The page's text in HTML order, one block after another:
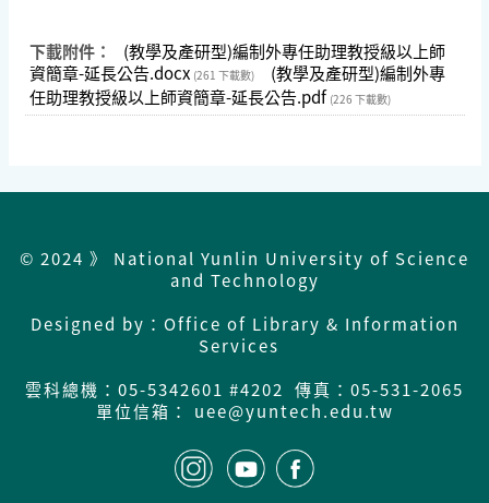
下載附件：
(教學及產研型)編制外專任助理教授級以上師
資簡章-延長公告.docx (261 下載數)
(教學及產研型)編制外專
任助理教授級以上師資簡章-延長公告.pdf (226 下載數)
© 2024 》 National Yunlin University of Science
and Technology
Designed by：Office of Library & Information
Services
雲科總機： 05-5342601 #4202 傳真：05-531-2065
單位信箱： uee@yuntech.edu.tw